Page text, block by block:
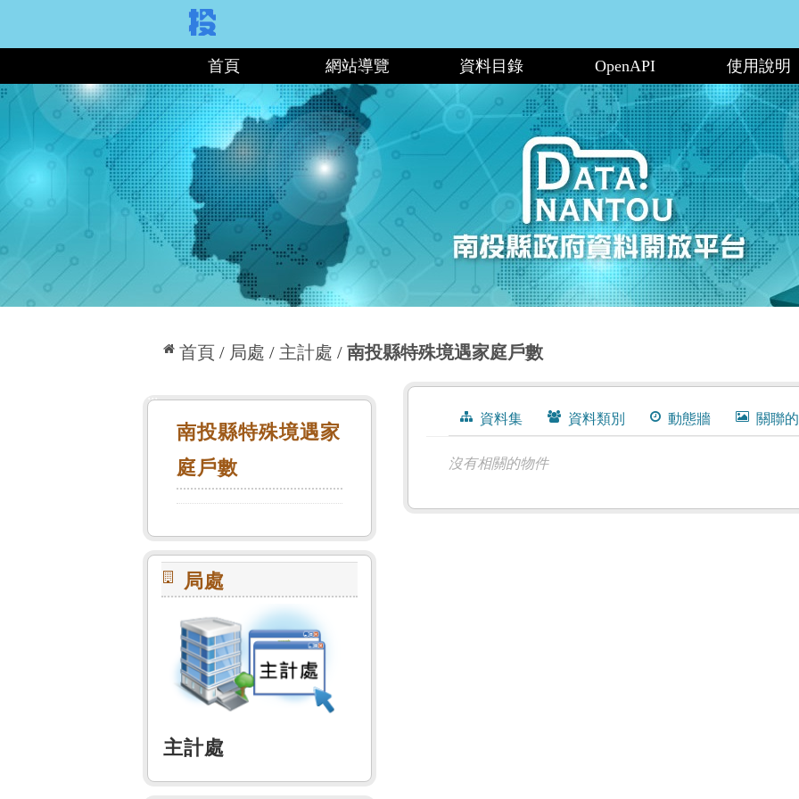
首頁 網站導覽 資料目錄 OpenAPI 使用說明
首頁 局處 主計處 南投縣特殊境遇家庭戶數
南投縣特殊境遇家
庭戶數
局處
主計處
資料集 資料類別 動態牆 關聯的
南投縣特殊境遇家庭戶數的相關
沒有相關的物件